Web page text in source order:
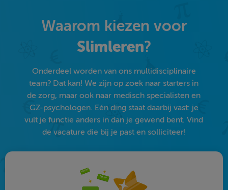
Waarom kiezen voor
Slimleren?
Onderdeel worden van ons multidisciplinaire
team? Dat kan! We zijn op zoek naar starters in
de zorg, maar ook naar medisch specialisten en
GZ-psychologen. Eén ding staat daarbij vast: je
vult je functie anders in dan je gewend bent. Vind
de vacature die bij je past en solliciteer!